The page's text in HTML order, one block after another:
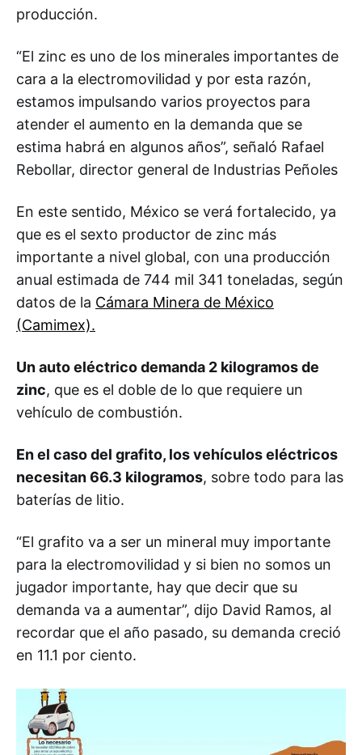
producción.
“El zinc es uno de los minerales importantes de
cara a la electromovilidad y por esta razón,
estamos impulsando varios proyectos para
atender el aumento en la demanda que se
estima habrá en algunos años”, señaló Rafael
Rebollar, director general de Industrias Peñoles
En este sentido, México se verá fortalecido, ya
que es el sexto productor de zinc más
importante a nivel global, con una producción
anual estimada de 744 mil 341 toneladas, según
datos de la Cámara Minera de México
(Camimex).
Un auto eléctrico demanda 2 kilogramos de
zinc, que es el doble de lo que requiere un
vehículo de combustión.
En el caso del grafito, los vehículos eléctricos
necesitan 66.3 kilogramos, sobre todo para las
baterías de litio.
“El grafito va a ser un mineral muy importante
para la electromovilidad y si bien no somos un
jugador importante, hay que decir que su
demanda va a aumentar”, dijo David Ramos, al
recordar que el año pasado, su demanda creció
en 11.1 por ciento.